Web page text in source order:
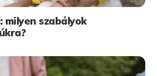
szabályok